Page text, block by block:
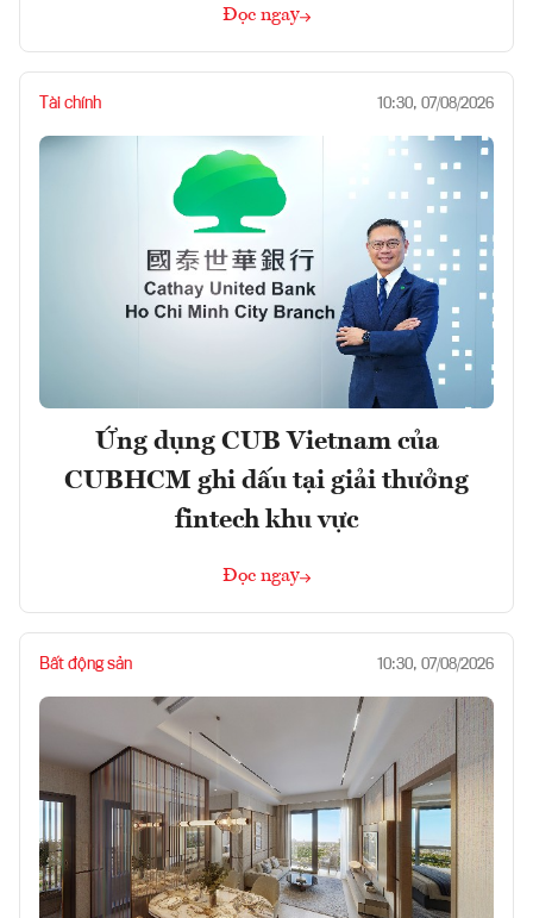
Đọc ngay
Tài chính 10:30, 07/08/2026
Ứng dụng CUB Vietnam của
CUBHCM ghi dấu tại giải thưởng
fintech khu vực
Đọc ngay
Bất động sản 10:30, 07/08/2026